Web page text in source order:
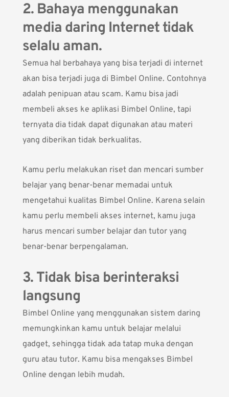
2. Bahaya menggunakan
media daring Internet tidak
selalu aman.
Semua hal berbahaya yang bisa terjadi di internet
akan bisa terjadi juga di Bimbel Online. Contohnya
adalah penipuan atau scam. Kamu bisa jadi
membeli akses ke aplikasi Bimbel Online, tapi
ternyata dia tidak dapat digunakan atau materi
yang diberikan tidak berkualitas.
Kamu perlu melakukan riset dan mencari sumber
belajar yang benar-benar memadai untuk
mengetahui kualitas Bimbel Online. Karena selain
kamu perlu membeli akses internet, kamu juga
harus mencari sumber belajar dan tutor yang
benar-benar berpengalaman.
3. Tidak bisa berinteraksi
langsung
Bimbel Online yang menggunakan sistem daring
memungkinkan kamu untuk belajar melalui
gadget, sehingga tidak ada tatap muka dengan
guru atau tutor. Kamu bisa mengakses Bimbel
Online dengan lebih mudah.